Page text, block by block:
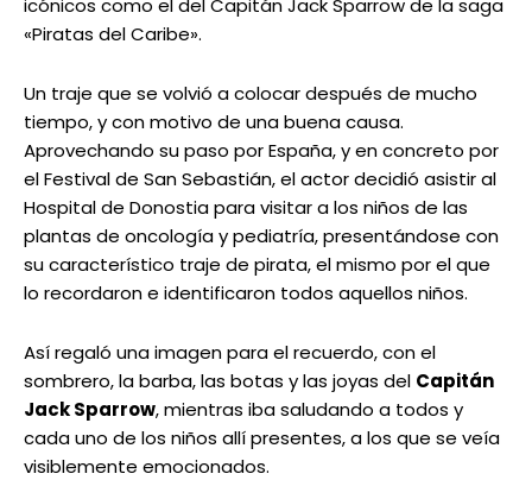
icónicos como el del Capitán Jack Sparrow de la saga
«Piratas del Caribe».
Un traje que se volvió a colocar después de mucho
tiempo, y con motivo de una buena causa.
Aprovechando su paso por España, y en concreto por
el Festival de San Sebastián, el actor decidió asistir al
Hospital de Donostia para visitar a los niños de las
plantas de oncología y pediatría, presentándose con
su característico traje de pirata, el mismo por el que
lo recordaron e identificaron todos aquellos niños.
Así regaló una imagen para el recuerdo, con el
sombrero, la barba, las botas y las joyas del Capitán
Jack Sparrow, mientras iba saludando a todos y
cada uno de los niños allí presentes, a los que se veía
visiblemente emocionados.